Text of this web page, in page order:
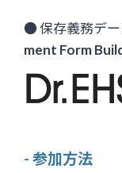
● 保存義務デ
ment Form
- 参加方法